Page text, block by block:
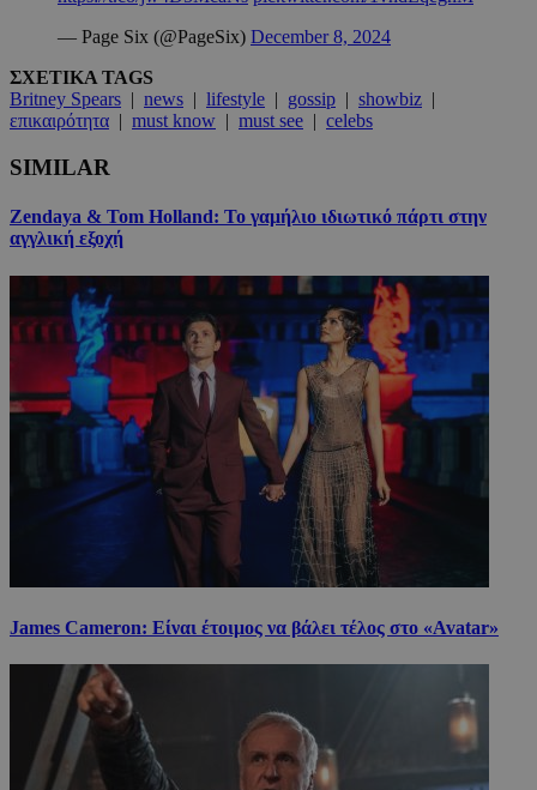
— Page Six (@PageSix) December 8, 2024
ΣΧΕΤΙΚΑ TAGS
Britney Spears | news | lifestyle | gossip | showbiz |
επικαιρότητα | must know | must see | celebs
SIMILAR
Zendaya & Tom Holland: Το γαμήλιο ιδιωτικό πάρτι στην
αγγλική εξοχή
James Cameron: Είναι έτοιμος να βάλει τέλος στο «Avatar»